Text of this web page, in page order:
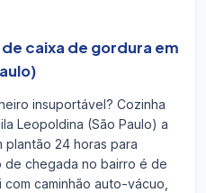
caixa de gordura em
insuportável? Cozinha
Leopoldina (São Paulo) a
plantão 24 horas para
de chegada no bairro é de
caminhão auto-vácuo,